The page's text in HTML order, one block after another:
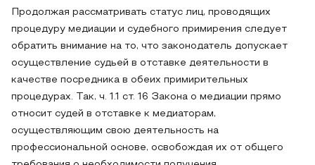
Продолжая рассматривать статус лиц, проводящих
процедуру медиации и судебного примирения следует
обратить внимание на то, что законодатель допускает
осуществление судьей в отставке деятельности в
качестве посредника в обеих примирительных
процедурах. Так, ч. 1.1 ст. 16 Закона о медиации прямо
относит судей в отставке к медиаторам,
осуществляющим свою деятельность на
профессиональной основе, освобождая их от общего